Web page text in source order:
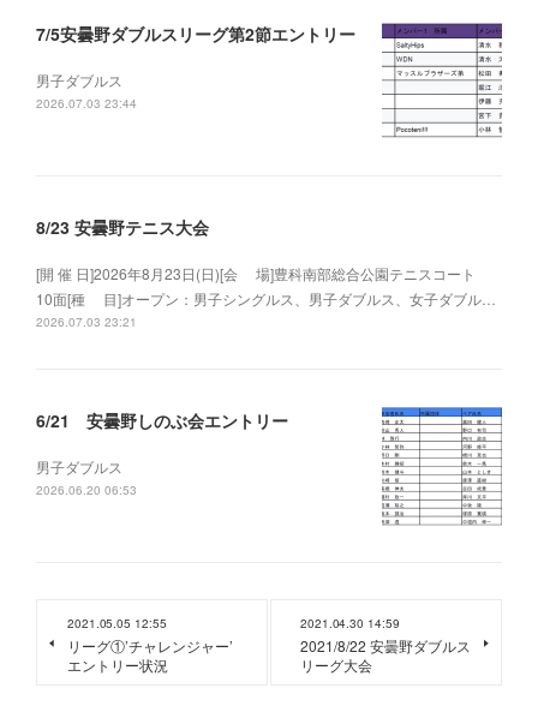
7/5安曇野ダブルスリーグ第2節エントリー
男子ダブルス
2026.07.03 23:44
8/23 安曇野テニス大会
[開 催 日]2026年8月23日(日)[会 場]豊科南部総合公園テニスコート
10面[種 目]オープン：男子シングルス、男子ダブルス、女子ダブル…
2026.07.03 23:21
6/21 安曇野しのぶ会エントリー
男子ダブルス
2026.06.20 06:53
2021.05.05 12:55
リーグ①’チャレンジャー’
エントリー状況
2021.04.30 14:59
2021/8/22 安曇野ダブルス
リーグ大会